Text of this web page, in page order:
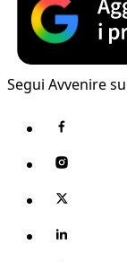
Segui Avvenire su